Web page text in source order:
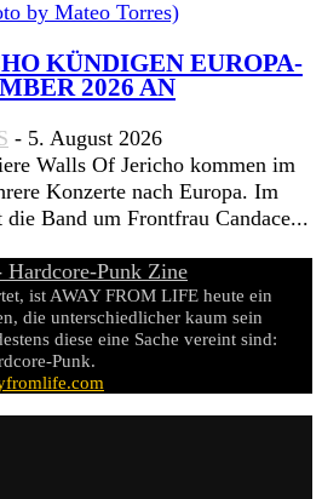
KÜNDIGEN EUROPA-
2026 AN
- 5. August 2026
Walls Of Jericho kommen im
Konzerte nach Europa. Im
die Band um Frontfrau Candace...
ist AWAY FROM LIFE heute ein
die unterschiedlicher kaum sein
diese eine Sache vereint sind:
Punk.